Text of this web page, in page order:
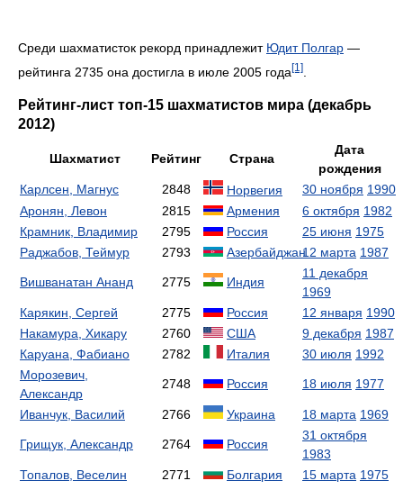
Среди шахматисток рекорд принадлежит Юдит Полгар —
рейтинга 2735 она достигла в июле 2005 года[1]
Рейтинг-лист топ-15 шахматистов мира (декабрь
2012)
Шахматист Рейтинг Страна
Дата
рождения
Карлсен, Магнус
2848 Норвегия 30 ноября 1990
Аронян, Левон
2815 Армения 6 октября 1982
Крамник, Владимир
2795 Россия 25 июня 1975
Раджабов, Теймур
2793 Азербайджан12 марта 1987
Вишванатан Ананд 2775 Индия
11 декабря
1969
Карякин, Сергей
2775 Россия 12 января 1990
Накамура, Хикару
2760 США 9 декабря 1987
Каруана, Фабиано
2782 Италия 30 июля 1992
Морозевич,
Александр
2748 Россия 18 июля 1977
Иванчук, Василий 2766 Украина 18 марта 1969
Грищук, Александр 2764 Россия
31 октября
1983
Топалов, Веселин
2771 Болгария 15 марта 1975